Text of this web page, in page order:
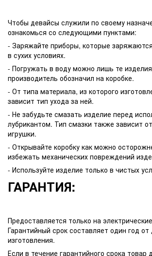
Чтобы девайсы служили по своему
ознакомься со следующими пунктами:
- Заряжайте приборы, которые
в сухих условиях.
- Погружать в воду можно лишь те
производитель обозначил на коробке.
- От типа материала, из которого
зависит тип ухода за ней.
- Не забудьте смазать изделие перед
лубрикантом. Тип смазки также зависит
игрушки.
- Открывайте коробку как можно
избежать механических повреждений
- Используйте изделие только в чистых
ГАРАНТИЯ:
Предоставляется только на
Гарантийный срок составляет один год от
изготовления.
Если в течение гарантийного срока товар